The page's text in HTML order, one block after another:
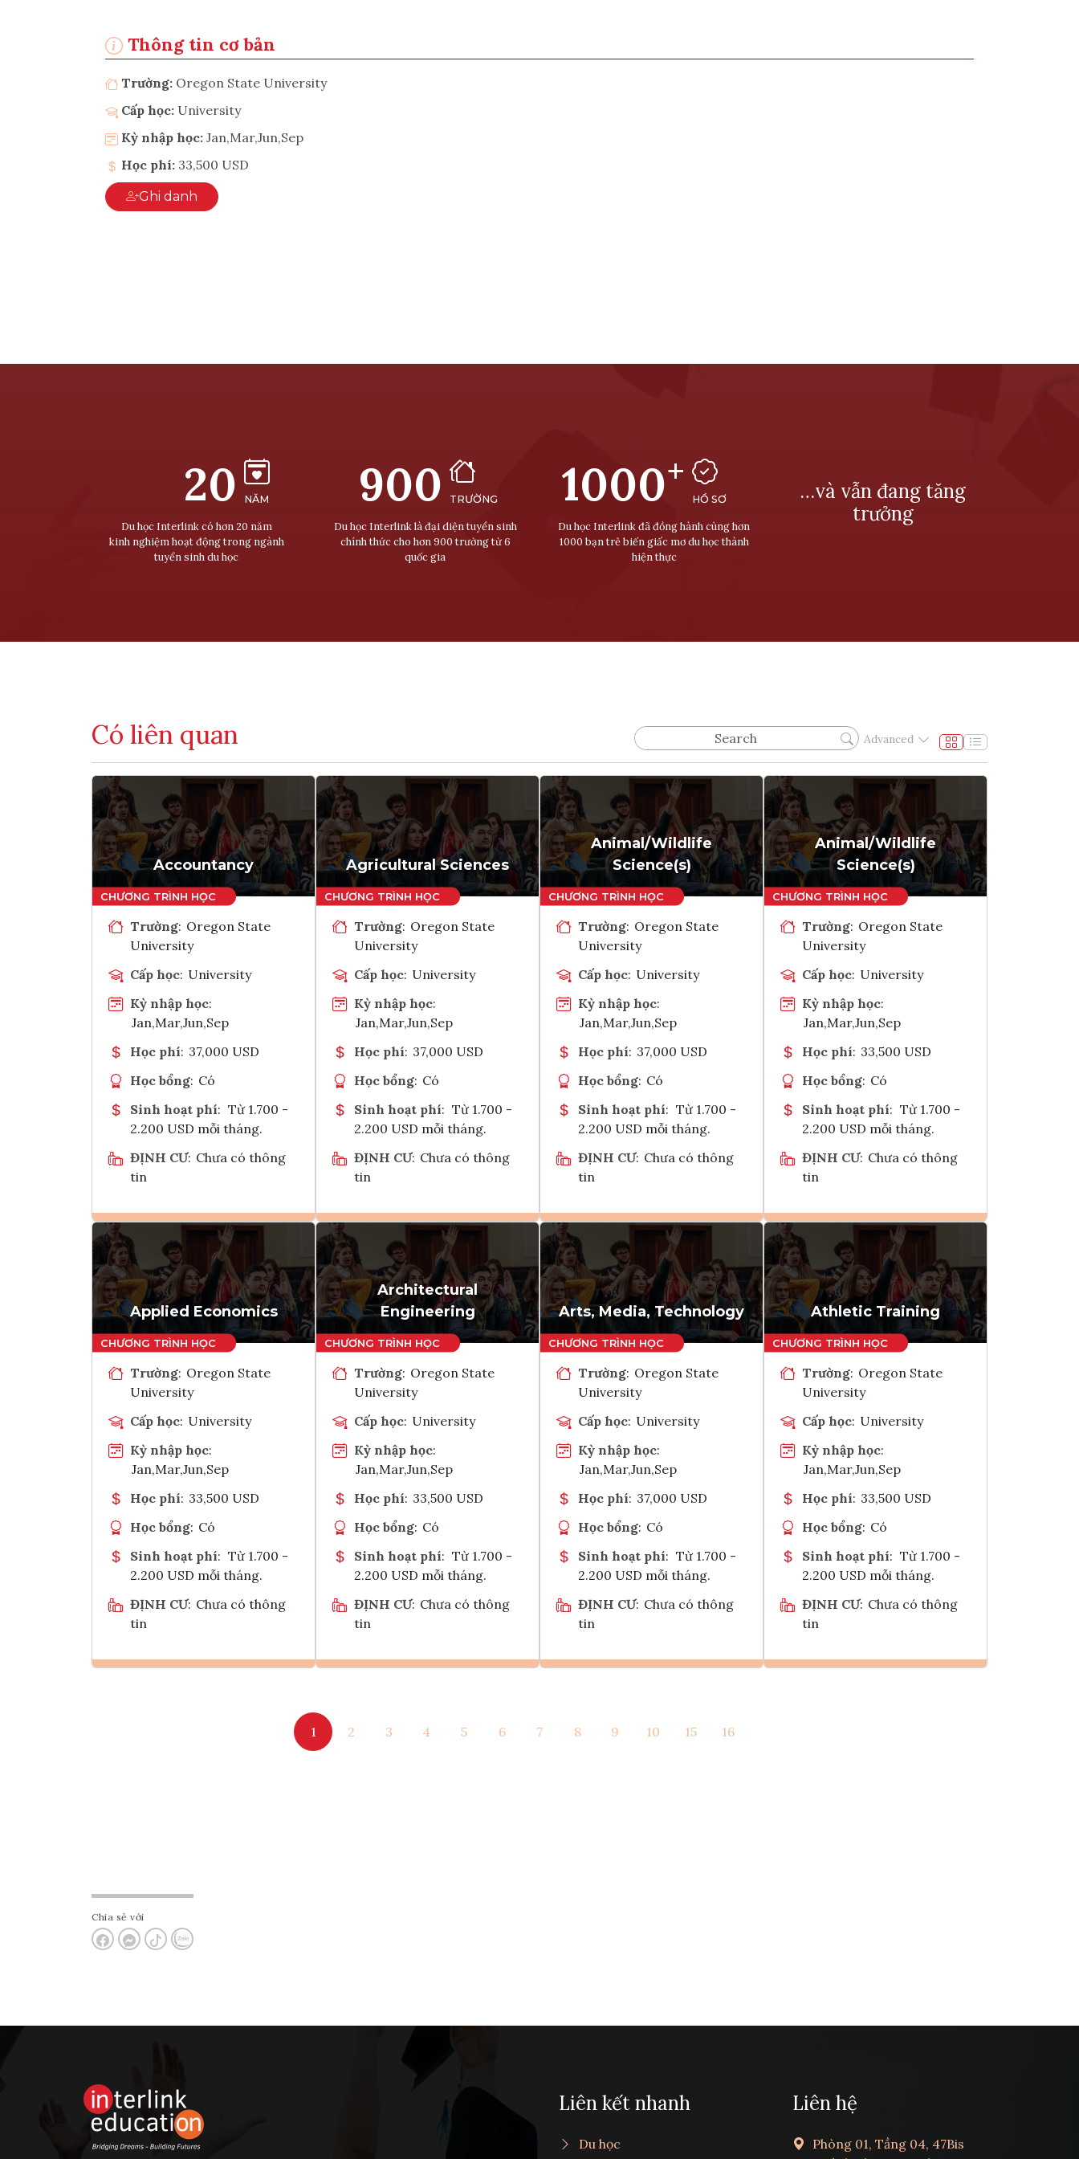
Thông tin cơ bản
Trường: Oregon State University
Cấp học: University
Kỳ nhập học: Jan,Mar,Jun,Sep
Học phí: 33,500 USD
Ghi danh
20 NĂM
Du học Interlink có hơn 20 năm
kinh nghiệm hoạt động trong ngành
tuyển sinh du học
900 TRƯỜNG
Du học Interlink là đại diện tuyển sinh
chính thức cho hơn 900 trường từ 6
quốc gia
1000+
HỒ SƠ
Du học Interlink đã đồng hành cùng hơn
1000 bạn trẻ biến giấc mơ du học thành
hiện thực
…và vẫn đang tăng
trưởng
Có liên quan Advanced
Accountancy
Trường: Oregon State
University
Cấp học: University
Kỳ nhập học:
Jan,Mar,Jun,Sep
Học phí: 37,000 USD
Học bổng: Có
Sinh hoạt phí: Từ 1.700 -
2.200 USD mỗi tháng.
ĐỊNH CƯ: Chưa có thông
tin
Ghi danh
Tham vấn Interlink
Agricultural Sciences
Trường: Oregon State
University
Cấp học: University
Kỳ nhập học:
Jan,Mar,Jun,Sep
Học phí: 37,000 USD
Học bổng: Có
Sinh hoạt phí: Từ 1.700 -
2.200 USD mỗi tháng.
ĐỊNH CƯ: Chưa có thông
tin
Ghi danh
Tham vấn Interlink
Animal/Wildlife
Science(s)
Trường: Oregon State
University
Cấp học: University
Kỳ nhập học:
Jan,Mar,Jun,Sep
Học phí: 37,000 USD
Học bổng: Có
Sinh hoạt phí: Từ 1.700 -
2.200 USD mỗi tháng.
ĐỊNH CƯ: Chưa có thông
tin
Ghi danh
Tham vấn Interlink
Animal/Wildlife
Science(s)
Trường: Oregon State
University
Cấp học: University
Kỳ nhập học:
Jan,Mar,Jun,Sep
Học phí: 33,500 USD
Học bổng: Có
Sinh hoạt phí: Từ 1.700 -
2.200 USD mỗi tháng.
ĐỊNH CƯ: Chưa có thông
tin
Ghi danh
Tham vấn Interlink
Applied Economics
Trường: Oregon State
University
Cấp học: University
Kỳ nhập học:
Jan,Mar,Jun,Sep
Học phí: 33,500 USD
Học bổng: Có
Sinh hoạt phí: Từ 1.700 -
2.200 USD mỗi tháng.
ĐỊNH CƯ: Chưa có thông
tin
Architectural
Engineering
Trường: Oregon State
University
Cấp học: University
Kỳ nhập học:
Jan,Mar,Jun,Sep
Học phí: 33,500 USD
Học bổng: Có
Sinh hoạt phí: Từ 1.700 -
2.200 USD mỗi tháng.
ĐỊNH CƯ: Chưa có thông
tin
Tham vấn Interlink
Arts, Media, Technology
Trường: Oregon State
University
Cấp học: University
Kỳ nhập học:
Jan,Mar,Jun,Sep
Học phí: 37,000 USD
Học bổng: Có
Sinh hoạt phí: Từ 1.700 -
2.200 USD mỗi tháng.
ĐỊNH CƯ: Chưa có thông
tin
Tham vấn Interlink
Athletic Training
Trường: Oregon State
University
Cấp học: University
Kỳ nhập học:
Jan,Mar,Jun,Sep
Học phí: 33,500 USD
Học bổng: Có
Sinh hoạt phí: Từ 1.700 -
2.200 USD mỗi tháng.
ĐỊNH CƯ: Chưa có thông
tin
1 2 3 4 5 6 7 8 9 10 15 16
Chia sẻ với
Liên kết nhanh
Du học
Liên hệ
Phòng 01, Tầng 04, 47Bis